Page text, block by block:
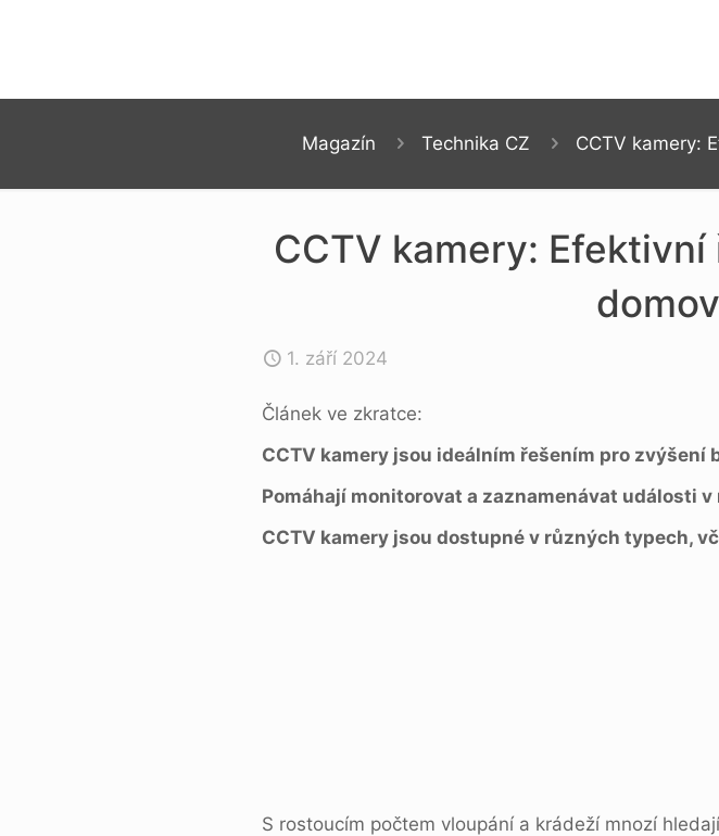
Magazín Technika CZ CCTV kamery:
CCTV kamery:
1. září 2024
Článek ve zkratce:
CCTV kamery jsou ideálním řešením pro zvýšení
Pomáhají monitorovat a zaznamenávat události
CCTV kamery jsou dostupné v různých typech,
S rostoucím počtem vloupání a krádeží mnozí